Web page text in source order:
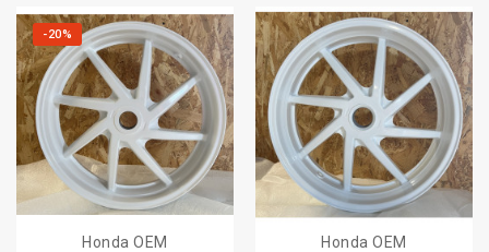
-20%
Honda OEM
Honda OEM